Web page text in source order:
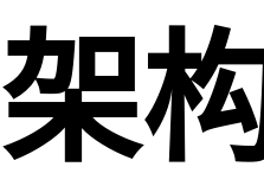
架构